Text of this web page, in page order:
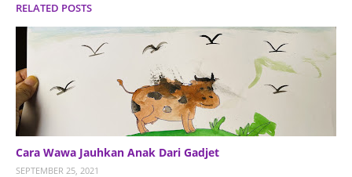
RELATED POSTS
Cara Wawa Jauhkan Anak Dari Gadjet
SEPTEMBER 25, 2021